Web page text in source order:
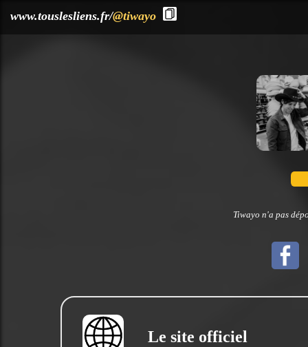
www.touslesliens.fr/@tiwayo
Tiwayo n'a pas
Le site officiel